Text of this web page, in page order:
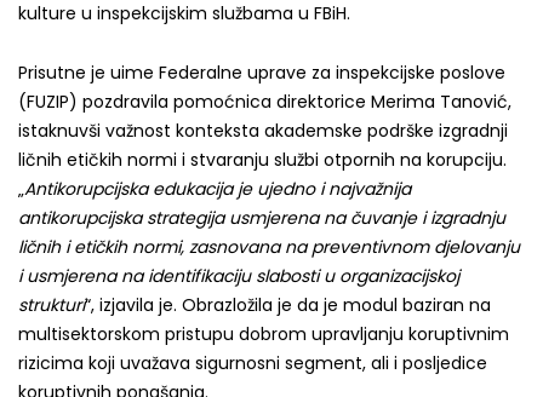
kulture u inspekcijskim službama u FBiH.
Prisutne je uime Federalne uprave za inspekcijske poslove
(FUZIP) pozdravila pomoćnica direktorice Merima Tanović,
istaknuvši važnost konteksta akademske podrške izgradnji
ličnih etičkih normi i stvaranju službi otpornih na korupciju.
„Antikorupcijska edukacija je ujedno i najvažnija
antikorupcijska strategija usmjerena na čuvanje i izgradnju
ličnih i etičkih normi, zasnovana na preventivnom djelovanju
i usmjerena na identifikaciju slabosti u organizacijskoj
strukturi“, izjavila je. Obrazložila je da je modul baziran na
multisektorskom pristupu dobrom upravljanju koruptivnim
rizicima koji uvažava sigurnosni segment, ali i posljedice